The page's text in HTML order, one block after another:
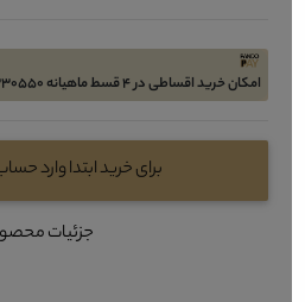
امکان خرید اقساطی در 4 قسط ماهیانه 1330550 تومان بدون سود و چک
برای خرید ابتدا وارد
جزئیات محصول